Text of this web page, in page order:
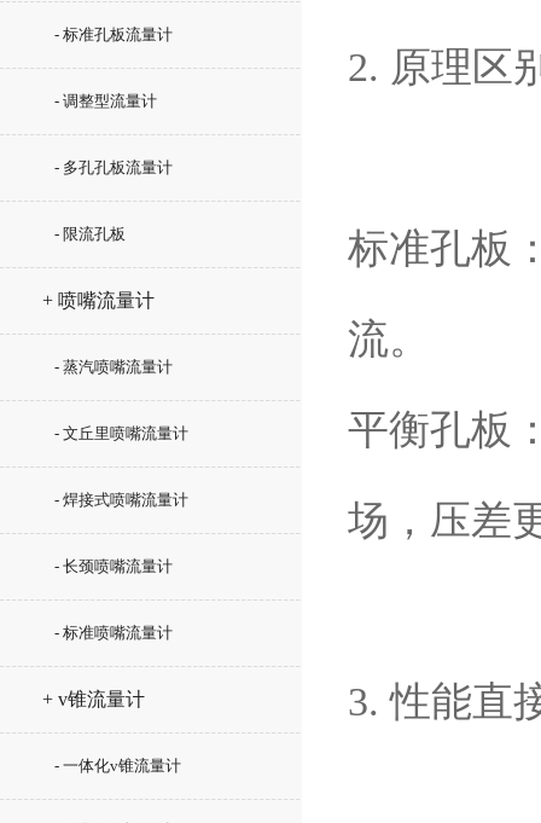
- 标准孔板流量计
- 调整型流量计
- 多孔孔板流量计
- 限流孔板
+ 喷嘴流量计
- 蒸汽喷嘴流量计
- 文丘里喷嘴流量计
- 焊接式喷嘴流量计
- 长颈喷嘴流量计
- 标准喷嘴流量计
+ v锥流量计
- 一体化v锥流量计
2. 原理区
标准孔板
流。
平衡孔板
场，压差
3. 性能直